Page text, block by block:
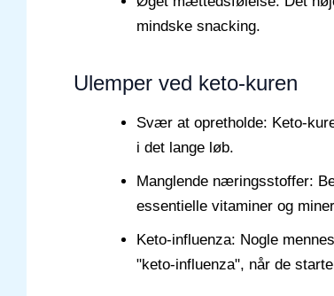
mindske snacking.
Ulemper ved keto-kuren
Svær at opretholde: Keto-
i det lange løb.
Manglende næringsstoffer:
essentielle vitaminer og
Keto-influenza: Nogle
"keto-influenza", når de